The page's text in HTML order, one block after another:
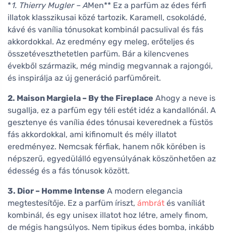
*1. Thierry Mugler – AMen** Ez a parfüm az édes férfi
illatok klasszikusai közé tartozik. Karamell, csokoládé,
kávé és vanília tónusokat kombinál pacsulival és fás
akkordokkal. Az eredmény egy meleg, erőteljes és
összetéveszthetetlen parfüm. Bár a kilencvenes
évekből származik, még mindig megvannak a rajongói,
és inspirálja az új generáció parfümőreit.
2. Maison Margiela – By the Fireplace Ahogy a neve is
sugallja, ez a parfüm egy téli estét idéz a kandallónál. A
gesztenye és vanília édes tónusai keverednek a füstös
fás akkordokkal, ami kifinomult és mély illatot
eredményez. Nemcsak férfiak, hanem nők körében is
népszerű, egyedülálló egyensúlyának köszönhetően az
édesség és a fás tónusok között.
3. Dior – Homme Intense A modern elegancia
megtestesítője. Ez a parfüm íriszt, ámbrát és vaníliát
kombinál, és egy unisex illatot hoz létre, amely finom,
de mégis hangsúlyos. Nem tipikus édes bomba, inkább